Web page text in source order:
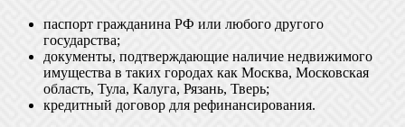
паспорт гражданина РФ или любого другого
государства;
документы, подтверждающие наличие недвижимого
имущества в таких городах как Москва, Московская
область, Тула, Калуга, Рязань, Тверь;
кредитный договор для рефинансирования.